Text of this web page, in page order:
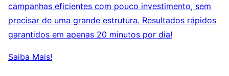
campanhas eficientes com pouco investimento, sem
precisar de uma grande estrutura. Resultados rápidos
garantidos em apenas 20 minutos por dia!
Saiba Mais!